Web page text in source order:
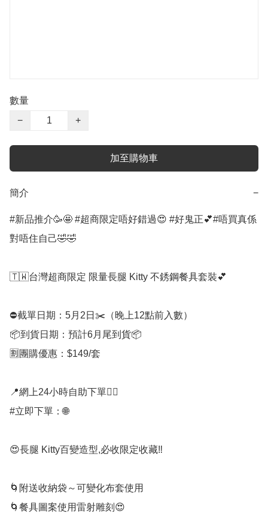
數量
−
+
加至購物車
簡介 −
#新品推介🥳🤩 #超商限定唔好錯過😍 #好鬼正💕#唔買真係
對唔住自己🤣🤣
🇹🇼台灣超商限定 限量長腿 Kitty 不銹鋼餐具套裝💕
⛔️截單日期：5月2日✂️（晚上12點前入數）
📦到貨日期：預計6月尾到貨📦
🈹團購優惠：$149/套
📍網上24小時自助下單👍🏻
#立即下單：🌐
😍長腿 Kitty百變造型,必收限定收藏‼️
🌀附送收納袋～可變化布套使用
🌀餐具圖案使用雷射雕刻😍